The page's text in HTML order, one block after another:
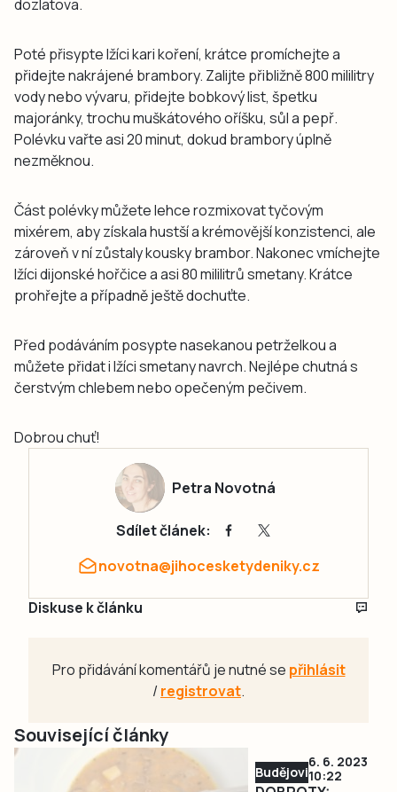
dozlatova.
Poté přisypte lžíci kari koření, krátce promíchejte a
přidejte nakrájené brambory. Zalijte přibližně 800 mililitry
vody nebo vývaru, přidejte bobkový list, špetku
majoránky, trochu muškátového oříšku, sůl a pepř.
Polévku vařte asi 20 minut, dokud brambory úplně
nezměknou.
Část polévky můžete lehce rozmixovat tyčovým
mixérem, aby získala hustší a krémovější konzistenci, ale
zároveň v ní zůstaly kousky brambor. Nakonec vmíchejte
lžíci dijonské hořčice a asi 80 mililitrů smetany. Krátce
prohřejte a případně ještě dochuťte.
Před podáváním posypte nasekanou petrželkou a
můžete přidat i lžíci smetany navrch. Nejlépe chutná s
čerstvým chlebem nebo opečeným pečivem.
Dobrou chuť!
Petra Novotná
Sdílet článek:
novotna@jihocesketydeniky.cz
Diskuse k článku
Pro přidávání komentářů je nutné se přihlásit
/registrovat.
Související články
Budějovicko
6. 6. 2023
10:22